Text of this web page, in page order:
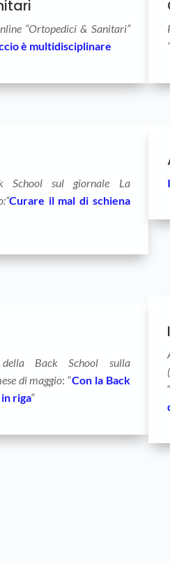
“Ortopedici & Sanitari”
è multidisciplinare
School sul giornale La
“Curare il mal di schiena
della Back School sulla
di maggio: “Con la Back
riga“